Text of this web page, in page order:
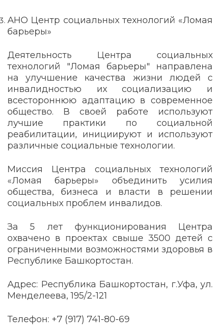
АНО Центр социальных технологий «Ломая
барьеры»
Деятельность Центра социальных
технологий "Ломая барьеры" направлена
на улучшение качества жизни людей с
инвалидностью их социализацию и
всестороннюю адаптацию в современное
общество. В своей работе используют
лучшие практики по социальной
реабилитации, инициируют и используют
различные социальные технологии.
Миссия Центра социальных технологий
«Ломая барьеры» объединить усилия
общества, бизнеса и власти в решении
социальных проблем инвалидов.
За 5 лет функционирования Центра
охвачено в проектах свыше 3500 детей с
ограниченными возможностями здоровья в
Республике Башкортостан.
Адрес: Республика Башкортостан, г.Уфа, ул.
Менделеева, 195/2-121
Телефон: +7 (917) 741-80-69